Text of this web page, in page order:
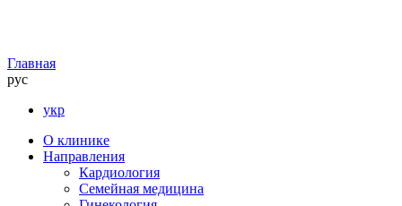
Главная
рус
укр
О клинике
Направления
Кардиология
Семейная медицина